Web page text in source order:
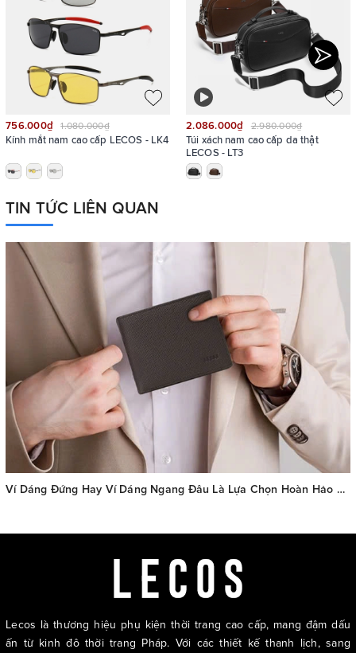
756.000₫ 1.080.000₫
Kính mắt nam cao cấp LECOS - LK4
2.086.000₫ 2.980.000₫
Túi xách nam cao cấp da thật
LECOS - LT3
TIN TỨC LIÊN QUAN
Ví Dáng Đứng Hay Ví Dáng Ngang Đâu Là Lựa Chọn Hoàn Hảo Cho Quý Ông Hiện Đại
Lecos là thương hiệu phụ kiện thời trang cao cấp, mang đậm dấu
ấn từ kinh đô thời trang Pháp. Với các thiết kế thanh lịch, sang